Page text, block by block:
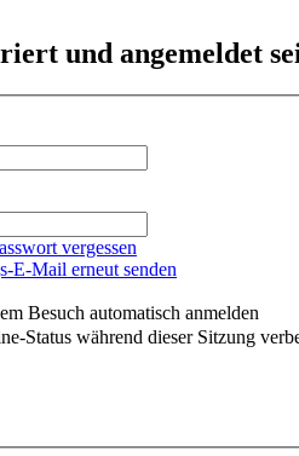
und angemeldet
vergessen
E-Mail erneut senden
Besuch automatisch anmelden
Status während dieser Sitzung